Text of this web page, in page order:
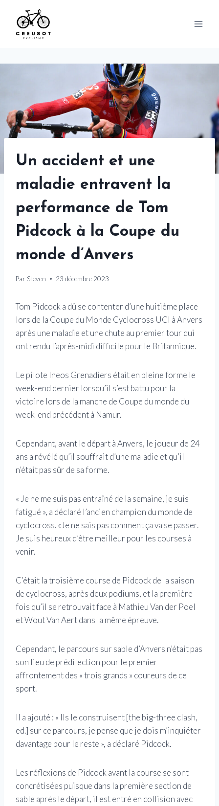
content
Un accident et une
maladie entravent la
performance de Tom
Pidcock à la Coupe du
monde d’Anvers
Par Steven 23 décembre 2023
Tom Pidcock a dû se contenter d’une huitième place
lors de la Coupe du Monde Cyclocross UCI à Anvers
après une maladie et une chute au premier tour qui
ont rendu l’après-midi difficile pour le Britannique.
Le pilote Ineos Grenadiers était en pleine forme le
week-end dernier lorsqu’il s’est battu pour la
victoire lors de la manche de Coupe du monde du
week-end précédent à Namur.
Cependant, avant le départ à Anvers, le joueur de 24
ans a révélé qu’il souffrait d’une maladie et qu’il
n’était pas sûr de sa forme.
« Je ne me suis pas entraîné de la semaine, je suis
fatigué », a déclaré l’ancien champion du monde de
cyclocross. «Je ne sais pas comment ça va se passer.
Je suis heureux d’être meilleur pour les courses à
venir.
C’était la troisième course de Pidcock de la saison
de cyclocross, après deux podiums, et la première
fois qu’il se retrouvait face à Mathieu Van der Poel
et Wout Van Aert dans la même épreuve.
Cependant, le parcours sur sable d’Anvers n’était pas
son lieu de prédilection pour le premier
affrontement des « trois grands » coureurs de ce
sport.
Il a ajouté : « Ils le construisent [the big-three clash,
ed.] sur ce parcours, je pense que je dois m’inquiéter
davantage pour le reste », a déclaré Pidcock.
Les réflexions de Pidcock avant la course se sont
concrétisées puisque dans la première section de
sable après le départ, il est entré en collision avec